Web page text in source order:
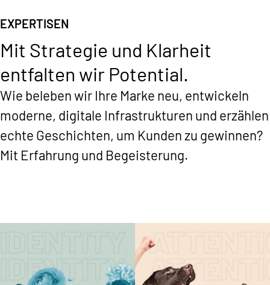
EXPERTISEN
Mit Strategie und Klarheit
entfalten wir Potential.
Wie beleben wir Ihre Marke neu, entwickeln
moderne, digitale Infrastrukturen und erzählen
echte Geschichten, um Kunden zu gewinnen?
Mit Erfahrung und Begeisterung.